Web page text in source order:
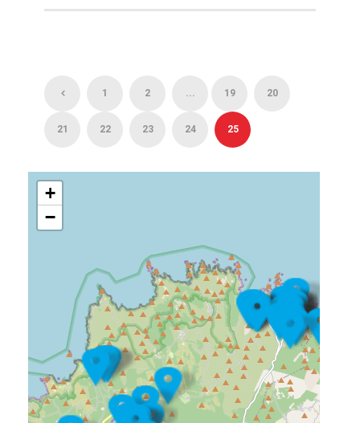
1 2 ... 19 20
21 22 23 24 25
+
−